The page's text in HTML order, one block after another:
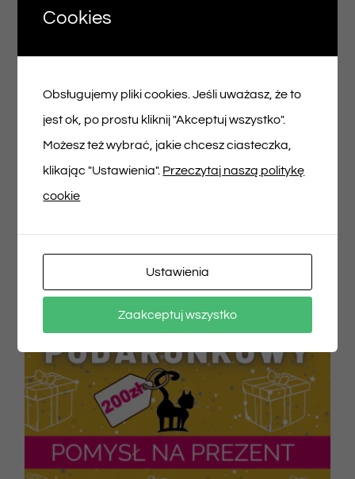
100,00zł
Dodaj do koszyka Szczegóły
Cookies
Obsługujemy pliki cookies. Jeśli uważasz, że to
jest ok, po prostu kliknij "Akceptuj wszystko".
Możesz też wybrać, jakie chcesz ciasteczka,
klikając "Ustawienia". Przeczytaj naszą politykę
cookie
Ustawienia
Zaakceptuj wszystko